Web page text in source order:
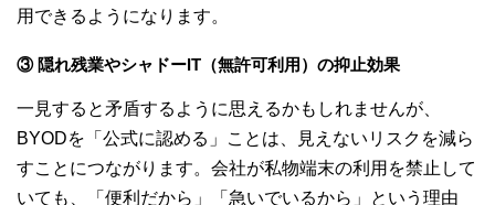
用できるようになります。
③ 隠れ残業やシャドーIT（無許可利用）の抑止効果
一見すると矛盾するように思えるかもしれませんが、
BYODを「公式に認める」ことは、見えないリスクを減ら
すことにつながります。会社が私物端末の利用を禁止して
いても、「便利だから」「急いでいるから」という理由